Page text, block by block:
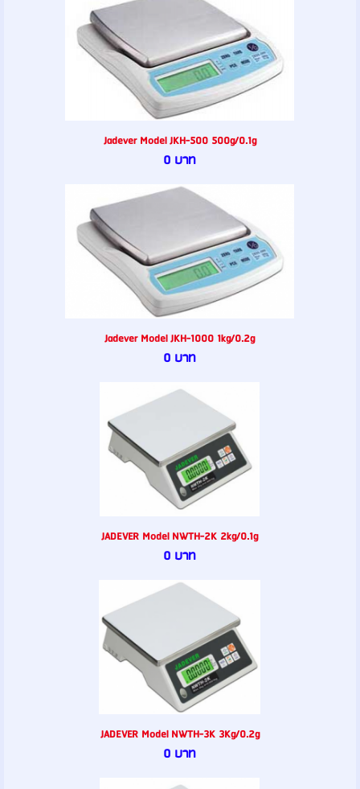
Jadever Model JKH-500 500g/0.1g
0 บาท
Jadever Model JKH-1000 1kg/0.2g
0 บาท
JADEVER Model NWTH-2K 2kg/0.1g
0 บาท
JADEVER Model NWTH-3K 3Kg/0.2g
0 บาท